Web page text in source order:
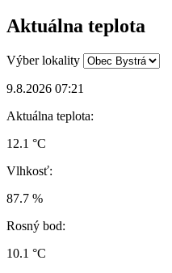
Aktuálna teplota
Výber lokality
9.8.2026 07:21
Aktuálna teplota:
12.1 °C
Vlhkosť:
87.7 %
Rosný bod:
10.1 °C